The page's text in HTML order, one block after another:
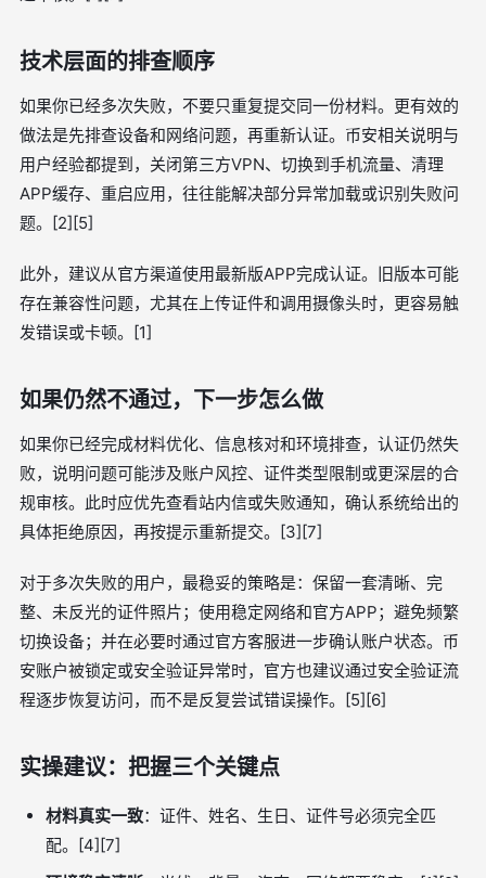
技术层面的排查顺序
如果你已经多次失败，不要只重复提交同一份材料。更有效的
做法是先排查设备和网络问题，再重新认证。币安相关说明与
用户经验都提到，关闭第三方VPN、切换到手机流量、清理
APP缓存、重启应用，往往能解决部分异常加载或识别失败问
题。[2][5]
此外，建议从官方渠道使用最新版APP完成认证。旧版本可能
存在兼容性问题，尤其在上传证件和调用摄像头时，更容易触
发错误或卡顿。[1]
如果仍然不通过，下一步怎么做
如果你已经完成材料优化、信息核对和环境排查，认证仍然失
败，说明问题可能涉及账户风控、证件类型限制或更深层的合
规审核。此时应优先查看站内信或失败通知，确认系统给出的
具体拒绝原因，再按提示重新提交。[3][7]
对于多次失败的用户，最稳妥的策略是：保留一套清晰、完
整、未反光的证件照片；使用稳定网络和官方APP；避免频繁
切换设备；并在必要时通过官方客服进一步确认账户状态。币
安账户被锁定或安全验证异常时，官方也建议通过安全验证流
程逐步恢复访问，而不是反复尝试错误操作。[5][6]
实操建议：把握三个关键点
材料真实一致：证件、姓名、生日、证件号必须完全匹
配。[4][7]